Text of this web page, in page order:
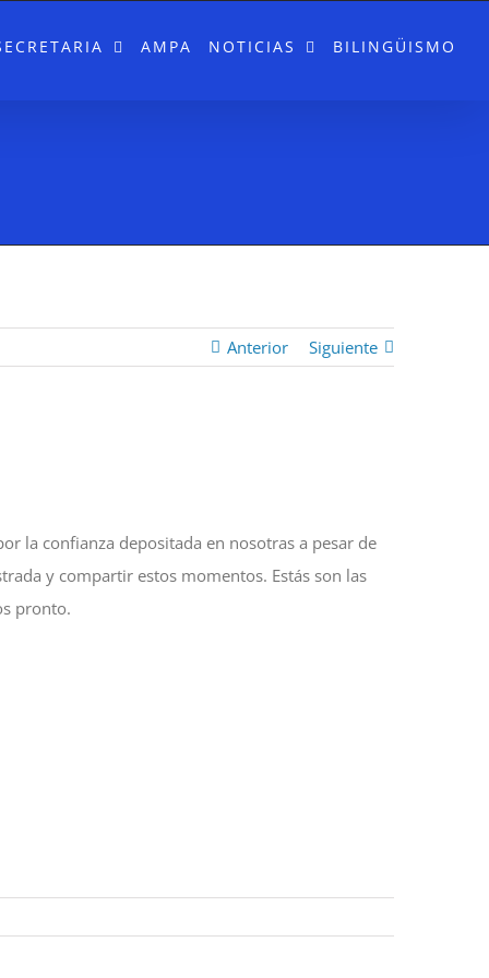
AMPA NOTICIAS BILINGÜISMO
Anterior Siguiente
la confianza depositada en nosotras a pesar de
y compartir estos momentos. Estás son las
pronto.